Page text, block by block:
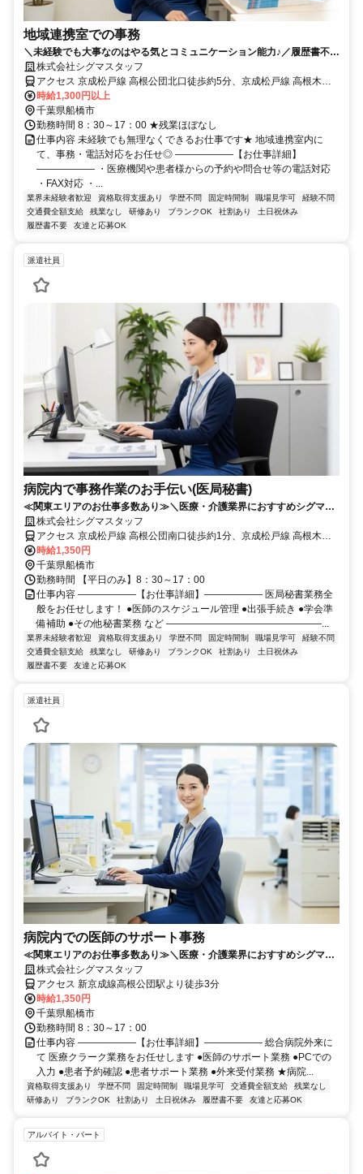
地域連携室での事務
＼未経験でも大事なのはやる気とコミュニケーション能力♪／履歴書不要
でらくらく応募可能★
株式会社シグマスタッフ
アクセス 京成松戸線 高根公団北口徒歩約5分、京成松戸線 高根木戸
北口徒歩約12分、京成松戸線 滝不動出入口2徒歩約12分 新京成線高
根公団駅より徒歩3分
時給1,300円以上
千葉県船橋市
勤務時間 8：30～17：00 ★残業ほぼなし
仕事内容 未経験でも無理なくできるお仕事です★ 地域連携室内に
て、事務・電話対応をお任せ◎ ――――――【お仕事詳細】
―――――― ・医療機関や患者様からの予約や問合せ等の電話対応
・FAX対応 ・...
業界未経験者歓迎 資格取得支援あり 学歴不問 固定時間制 職場見学可
経験不問
交通費全額支給
残業なし 研修あり ブランクOK 社割あり
土日祝休み
履歴書不要
友達と応募OK
派遣社員
病院内で事務作業のお手伝い(医局秘書)
≪関東エリアのお仕事多数あり≫＼医療・介護業界におすすめシグマス
タッフ☆／履歴書不要
株式会社シグマスタッフ
アクセス 京成松戸線 高根公団南口徒歩約1分、京成松戸線 高根木戸
北口徒歩約9分、京成松戸線 滝不動出入口2徒歩約14分 新京成線高根
公団駅より徒歩3分
時給1,350円
千葉県船橋市
勤務時間 【平日のみ】8：30～17：00
仕事内容 ――――――【お仕事詳細】―――――― 医局秘書業務全
般をお任せします！ ●医師のスケジュール管理 ●出張手続き ●学会準
備補助 ●その他秘書業務 など ――――――――――――――――...
業界未経験者歓迎 資格取得支援あり 学歴不問 固定時間制 職場見学可
経験不問
交通費全額支給
残業なし 研修あり ブランクOK 社割あり
土日祝休み
履歴書不要
友達と応募OK
派遣社員
病院内での医師のサポート事務
≪関東エリアのお仕事多数あり≫＼医療・介護業界におすすめシグマス
タッフ☆／履歴書不要
株式会社シグマスタッフ
アクセス 新京成線高根公団駅より徒歩3分
時給1,350円
千葉県船橋市
勤務時間 8：30～17：00
仕事内容 ――――――【お仕事詳細】―――――― 総合病院外来に
て 医療クラーク業務をお任せします ●医師のサポート業務 ●PCでの
入力 ●患者予約確認 ●患者サポート業務 ●外来受付業務 ★病院...
資格取得支援あり 学歴不問 固定時間制 職場見学可 交通費全額支給
残業なし
研修あり
ブランクOK 社割あり 土日祝休み 履歴書不要 友達と応募OK
アルバイト・パート